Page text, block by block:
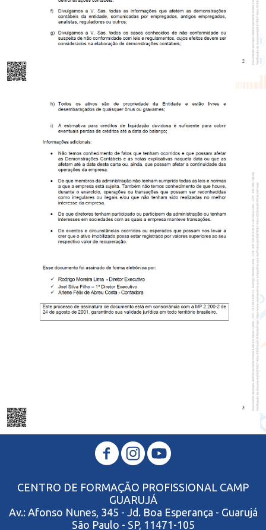
CENTRO DE FORMAÇÃO PROFISSIONAL CAMP
GUARUJÁ
Av.: Afonso Nunes, 345 - Jd. Boa Esperança - Guarujá
São Paulo - SP, 11471-105